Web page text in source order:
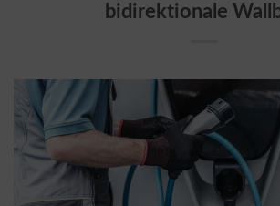
bidirektionale